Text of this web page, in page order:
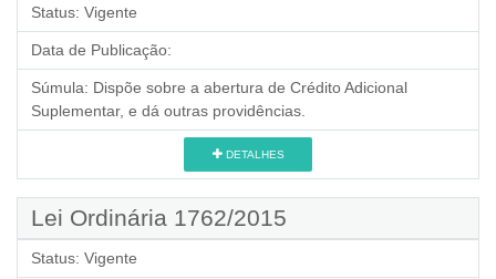
Status: Vigente
Data de Publicação:
Súmula: Dispõe sobre a abertura de Crédito Adicional
Suplementar, e dá outras providências.
DETALHES
Lei Ordinária 1762/2015
Status: Vigente